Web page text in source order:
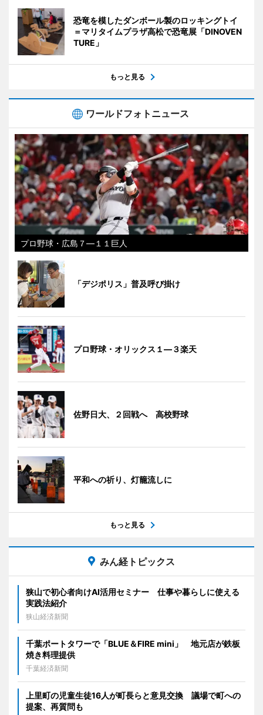
恐竜を模したダンボール製のロッキングトイ
＝マリタイムプラザ高松で恐竜展「DINOVEN
TURE」
もっと見る
ワールドフォトニュース
プロ野球・広島７―１１巨人
「デジポリス」普及呼び掛け
プロ野球・オリックス１―３楽天
佐野日大、２回戦へ 高校野球
平和への祈り、灯籠流しに
もっと見る
みん経トピックス
狭山で初心者向けAI活用セミナー 仕事や暮らしに使える
実践法紹介
狭山経済新聞
千葉ポートタワーで「BLUE＆FIRE mini」 地元店が鉄板
焼き料理提供
千葉経済新聞
上里町の児童生徒16人が町長らと意見交換 議場で町への
提案、再質問も